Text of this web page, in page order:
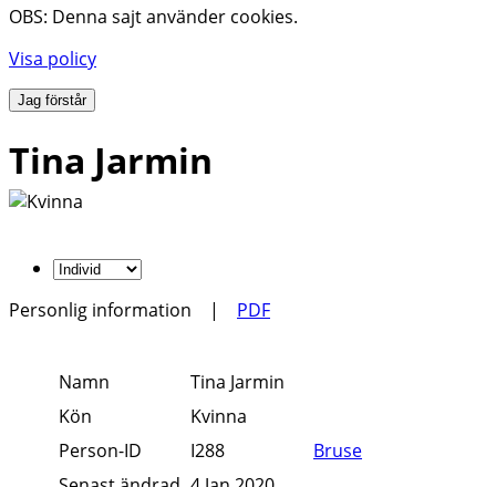
OBS: Denna sajt använder cookies.
Visa policy
Jag förstår
Tina Jarmin
Personlig information | PDF
Namn Tina Jarmin
Kön
Kvinna
Person-ID
I288
Bruse